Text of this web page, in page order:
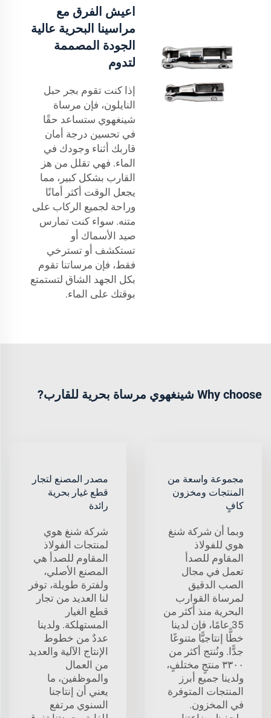
اعيش الفرق مع
مراسينا البحرية عالية
الجودة المصممة
لتدوم
إذا كنت تقوم بجر حبل
النايلون، فإن مرساة
شينغهوي ستساعد حقًا
في تحسين درجة أمان
قاربك أثناء وجودك في
الماء. فهي تقلل من هز
القارب بشكل كبير، مما
يجعل الوقت أكثر أمانًا
وراحة لجميع الركاب على
متنه. سواء كنت تمارس
صيد الأسماك أو
تستكشف أو تسترخي
فقط، فإن مرساتنا تقوم
بكل الجهد الشاق لتستمتع
بوقتك على الماء.
Why choose شينغهوي مرساة بحرية للقارب?
مجموعة واسعة من
المنتجات ومخزون
كافٍ
وبما أن شركة شنغ
هوي للفولاذ
المقاوم للصدأ
تعمل في مجال
الصب الدقيق
لمرساة القوارب
البحرية منذ أكثر من
35 عامًا، فإن لدينا
خطًّا إنتاجيًّا متنوعًا
جدًّا. ونُنتج أكثر من
٣٣٠٠ منتجٍ مختلفٍ،
ولدينا جميع أبرز
المنتجات المتوفرة
في المخزون.
مصدر المصنع لتجار
قطع غيار بحرية
رائدة
شركة شنغ هوي
لمنتجات الفولاذ
المقاوم للصدأ هي
المصنع الأصلي،
ولفترة طويلة، توفر
لنا العديد من تجار
قطع الغيار
المستهلكة. ولدينا
عددٌ من خطوط
الإنتاج الآلية والعديد
من العمال
والموظفين، ما
يعني أن إنتاجنا
السنوي مرتفع